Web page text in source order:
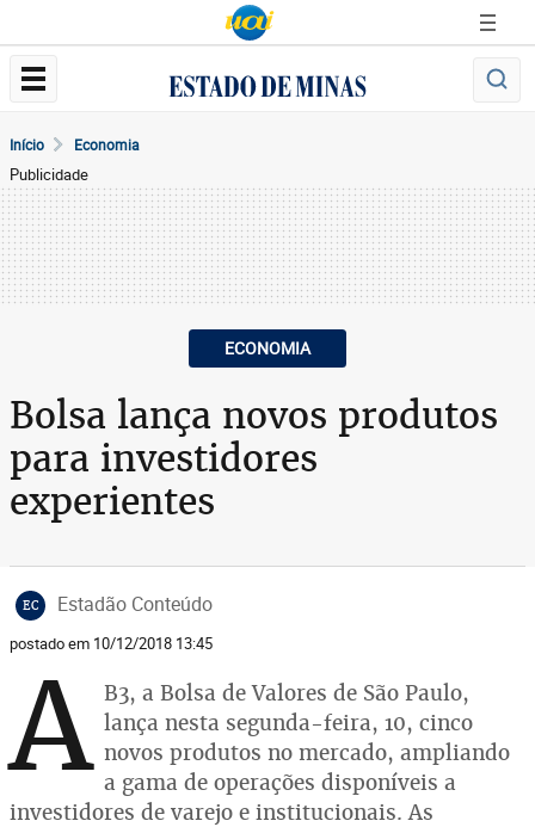
Início Economia
Publicidade
ECONOMIA
Bolsa lança novos produtos
para investidores
experientes
EC Estadão Conteúdo
postado em 10/12/2018 13:45
A B3, a Bolsa de Valores de São Paulo,
lança nesta segunda-feira, 10, cinco
novos produtos no mercado, ampliando
a gama de operações disponíveis a
investidores de varejo e institucionais. As